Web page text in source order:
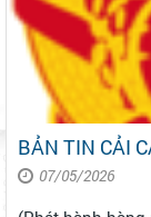
BẢN TIN CẢI
07/05/2026